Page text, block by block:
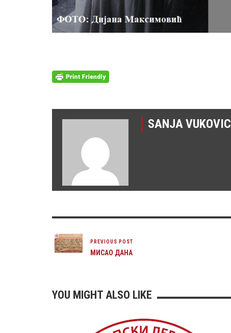
SANJA VUKOVIC
PREVIOUS POST
МИСАО ДАНА
YOU MIGHT ALSO LIKE